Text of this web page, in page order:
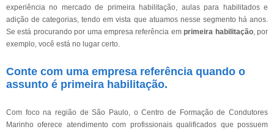
experiência no mercado de primeira habilitação, aulas para habilitados e
adição de categorias, tendo em vista que atuamos nesse segmento há anos.
Se está procurando por uma empresa referência emprimeira habilitação, por
exemplo, você está no lugar certo.
Conte com uma empresa referência quando o
assunto é primeira habilitação.
Com foco na região de São Paulo, o Centro de Formação de Condutores
Marinho oferece atendimento com profissionais qualificados que possuem